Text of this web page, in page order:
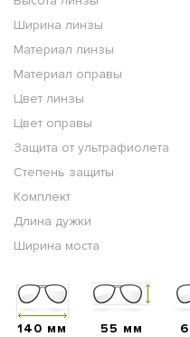
Ширина линзы
Материал линзы
Материал оправы
Цвет линзы
Цвет оправы
Защита от ультрафиолета
Степень защиты
Комплект
Длина дужки
Ширина моста
140 мм 55 мм